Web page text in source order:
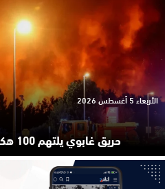
حريق غابوي يلتهم 100 هكتار جنوب شرق هولندا
الأربعاء 5 أغسطس 2026